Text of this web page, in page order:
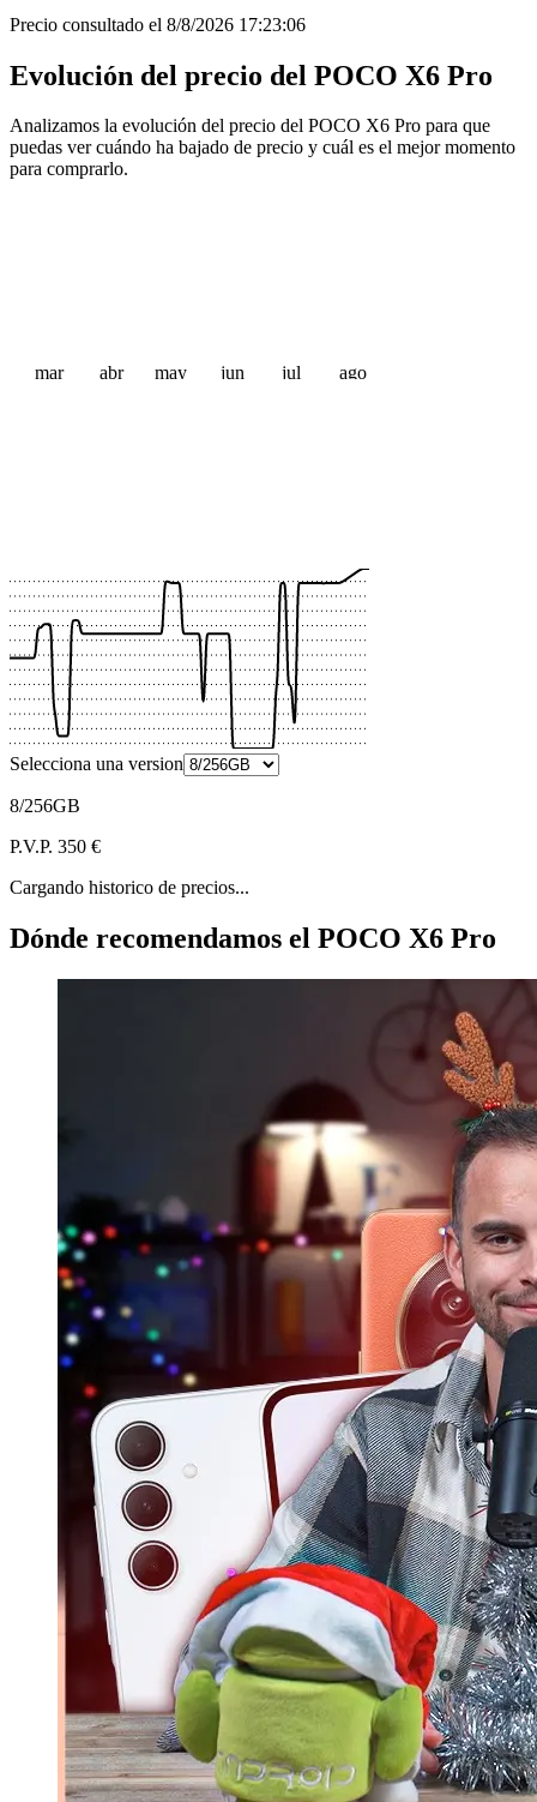
Precio consultado el 8/8/2026 17:23:06
Evolución del precio del POCO X6 Pro
Analizamos la evolución del precio del POCO X6 Pro para que
puedas ver cuándo ha bajado de precio y cuál es el mejor momento
para comprarlo.
mar abr may jun jul ago
Selecciona una version
8/256GB
P.V.P. 350 €
Cargando historico de precios...
Dónde recomendamos el POCO X6 Pro